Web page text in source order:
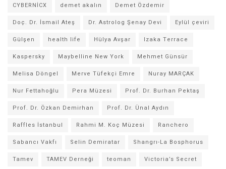
CYBERNİCX
demet akalın
Demet Özdemir
Doç. Dr. İsmail Ateş
Dr. Astrolog Şenay Devi
Eylül çeviri
Gülşen
health life Hülya Avşar
Izaka Terrace
Kaspersky
Maybelline New York
Mehmet Günsür
Melisa Döngel
Merve Tüfekçi Emre
Nuray MARÇAK
Nur Fettahoğlu
Pera Müzesi
Prof. Dr. Burhan Pektaş
Prof. Dr. Özkan Demirhan
Prof. Dr. Ünal Aydın
Raffles İstanbul
Rahmi M. Koç Müzesi
Ranchero
Sabancı Vakfı
Selin Demiratar
Shangrı-La Bosphorus
Tamev
TAMEV Derneği teoman
Victoria’s Secret